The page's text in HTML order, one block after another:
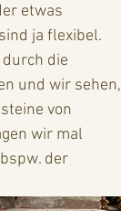
etwas
ja flexibel.
die
und wir sehen,
von
wir mal
der